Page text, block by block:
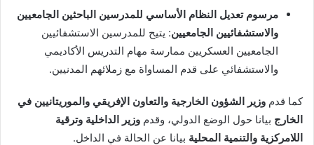
مرسوم تعديل النظام الأساسي للمدرسين الباحثين الجامعيين
والاستشفائيين الجامعيين: يتيح للمدرسين الاستشفائيين
الجامعيين العسكريين ممارسة مهام التدريس الأكاديمي
والاستشفائي على قدم المساواة مع زملائهم المدنيين.
كما قدم وزير الشؤون الخارجية والتعاون الإفريقي والموريتانيين في
الخارج بيانا حول الوضع الدولي، وقدم وزير الداخلية وترقية
اللامركزية والتنمية المحلية بيانا عن الحالة في الداخل.